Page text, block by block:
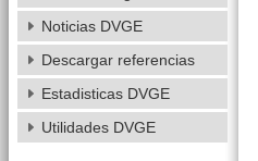
Noticias DVGE
Descargar referencias
Estadisticas DVGE
Utilidades DVGE